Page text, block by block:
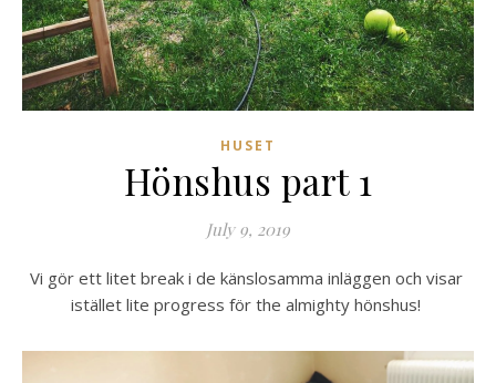
HUSET
Hönshus part 1
July 9, 2019
Vi gör ett litet break i de känslosamma inläggen och visar
istället lite progress för the almighty hönshus!